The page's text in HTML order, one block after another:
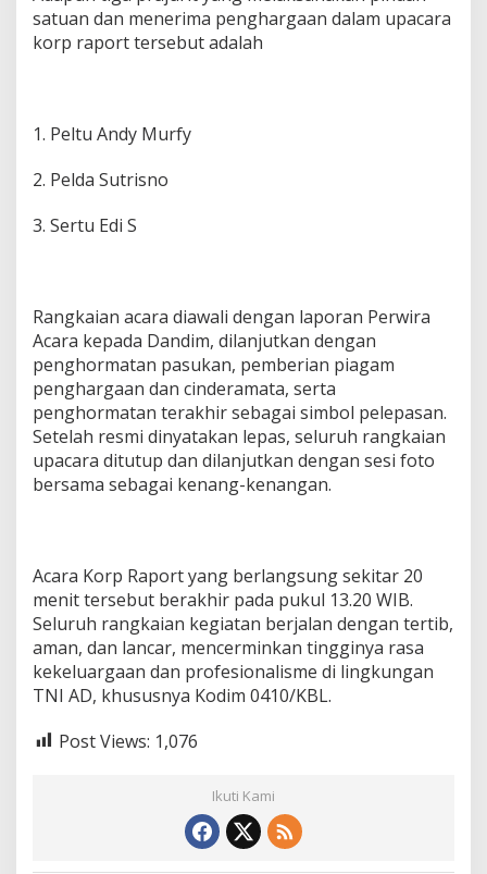
r
satuan dan menerima penghargaan dalam upacara
korp raport tersebut adalah
1. Peltu Andy Murfy
2. Pelda Sutrisno
3. Sertu Edi S
Rangkaian acara diawali dengan laporan Perwira
Acara kepada Dandim, dilanjutkan dengan
penghormatan pasukan, pemberian piagam
penghargaan dan cinderamata, serta
penghormatan terakhir sebagai simbol pelepasan.
Setelah resmi dinyatakan lepas, seluruh rangkaian
upacara ditutup dan dilanjutkan dengan sesi foto
bersama sebagai kenang-kenangan.
Acara Korp Raport yang berlangsung sekitar 20
menit tersebut berakhir pada pukul 13.20 WIB.
Seluruh rangkaian kegiatan berjalan dengan tertib,
aman, dan lancar, mencerminkan tingginya rasa
kekeluargaan dan profesionalisme di lingkungan
TNI AD, khususnya Kodim 0410/KBL.
Post Views: 1,076
Ikuti Kami